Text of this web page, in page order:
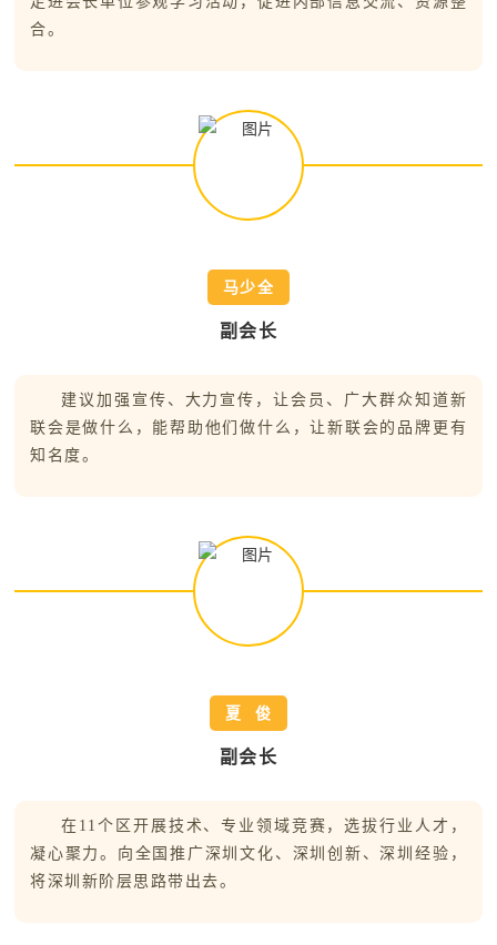
合。
马少全
副会长
建议加强宣传、大力宣传，让会员、广大群众知道新
联会是做什么，能帮助他们做什么，让新联会的品牌更有
知名度。
夏 俊
副会长
在11个区开展技术、专业领域竞赛，选拔行业人才，
凝心聚力。向全国推广深圳文化、深圳创新、深圳经验，
将深圳新阶层思路带出去。